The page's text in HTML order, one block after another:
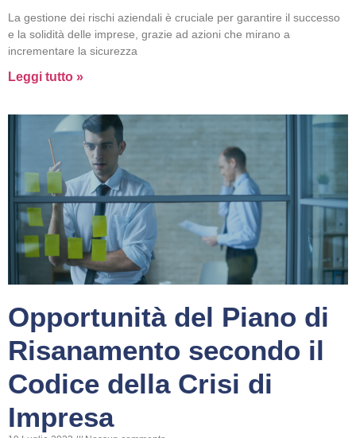
La gestione dei rischi aziendali è cruciale per garantire il successo
e la solidità delle imprese, grazie ad azioni che mirano a
incrementare la sicurezza
Leggi tutto »
Opportunità del Piano di
Risanamento secondo il
Codice della Crisi di
Impresa